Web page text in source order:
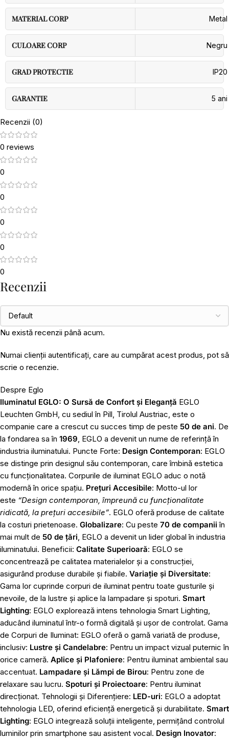
MATERIAL CORP Metal
CULOARE CORP Negru
GRAD PROTECTIE IP20
GARANTIE 5 ani
Recenzii (0)
0 reviews
0
0
0
0
0
Recenzii
Nu există recenzii până acum.
Numai clienții autentificați, care au cumpărat acest produs, pot să
scrie o recenzie.
Despre Eglo
Iluminatul EGLO: O Sursă de Confort și Eleganță EGLO
Leuchten GmbH, cu sediul în Pill, Tirolul Austriac, este o
companie care a crescut cu succes timp de peste 50 de ani. De
la fondarea sa în 1969, EGLO a devenit un nume de referință în
industria iluminatului. Puncte Forte: Design Contemporan: EGLO
se distinge prin designul său contemporan, care îmbină estetica
cu funcționalitatea. Corpurile de iluminat EGLO aduc o notă
modernă în orice spațiu. Prețuri Accesibile: Motto-ul lor
este “Design contemporan, împreună cu funcționalitate
ridicată, la prețuri accesibile”. EGLO oferă produse de calitate
la costuri prietenoase. Globalizare: Cu peste 70 de companii în
mai mult de 50 de țări, EGLO a devenit un lider global în industria
iluminatului. Beneficii: Calitate Superioară: EGLO se
concentrează pe calitatea materialelor și a construcției,
asigurând produse durabile și fiabile. Variație și Diversitate:
Gama lor cuprinde corpuri de iluminat pentru toate gusturile și
nevoile, de la lustre și aplice la lampadare și spoturi. Smart
Lighting: EGLO explorează intens tehnologia Smart Lighting,
aducând iluminatul într-o formă digitală și ușor de controlat. Gama
de Corpuri de Iluminat: EGLO oferă o gamă variată de produse,
inclusiv: Lustre și Candelabre: Pentru un impact vizual puternic în
orice cameră. Aplice și Plafoniere: Pentru iluminat ambiental sau
accentuat. Lampadare și Lămpi de Birou: Pentru zone de
relaxare sau lucru. Spoturi și Proiectoare: Pentru iluminat
direcționat. Tehnologii și Diferențiere: LED-uri: EGLO a adoptat
tehnologia LED, oferind eficiență energetică și durabilitate. Smart
Lighting: EGLO integrează soluții inteligente, permițând controlul
luminilor prin smartphone sau asistent vocal. Design Inovator: